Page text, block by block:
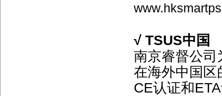
√ TSUS中国
南京睿督公
在海外中国区
CE认证和